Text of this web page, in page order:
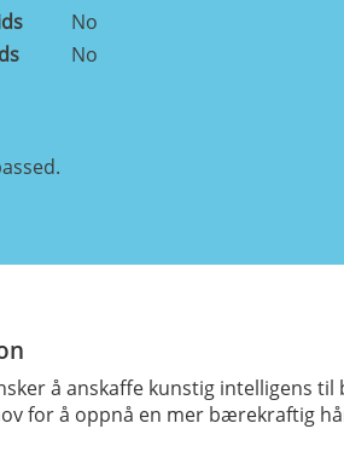
No
No
å anskaffe kunstig intelligens
for å oppnå en mer bærekraftig